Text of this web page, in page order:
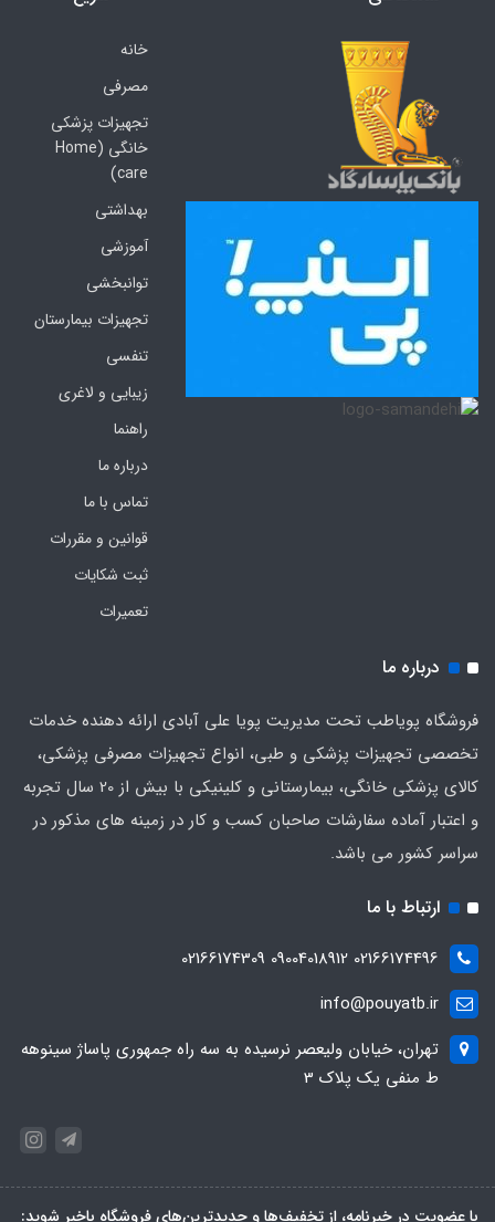
خانه
مصرفی
تجهیزات پزشکی
خانگی (Home
care)
بهداشتی
آموزشی
توانبخشی
تجهیزات بیمارستان
تنفسی
زیبایی و لاغری
راهنما
درباره ما
تماس با ما
قوانین و مقررات
ثبت شکایات
تعمیرات
درباره ما
فروشگاه پویاطب تحت مدیریت پویا علی آبادی ارائه دهنده خدمات
تخصصی تجهیزات پزشکی و طبی، انواع تجهیزات مصرفی پزشکی،
کالای پزشکی خانگی، بیمارستانی و کلینیکی با بیش از 20 سال تجربه
و اعتبار آماده سفارشات صاحبان کسب و کار در زمینه های مذکور در
سراسر کشور می باشد.
ارتباط با ما
02166174496 09004018912 02166174309
info@pouyatb.ir
تهران، خیابان ولیعصر نرسیده به سه راه جمهوری پاساژ سینوهه
ط منفی یک پلاک 3
با عضویت در خبرنامه، از تخفیف‌ها و جدیدترین‌های فروشگاه باخبر شوید: